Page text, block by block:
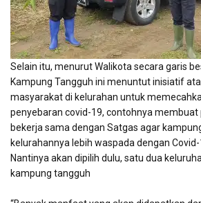
Selain itu, menurut Walikota secara garis
Kampung Tangguh ini menuntut inisiatif
masyarakat di kelurahan untuk
penyebaran covid-19, contohnya
bekerja sama dengan Satgas agar
kelurahannya lebih waspada dengan Covid-
Nantinya akan dipilih dulu, satu dua
kampung tangguh